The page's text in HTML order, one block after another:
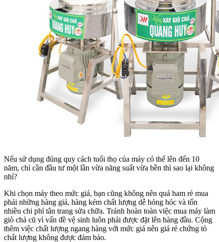
Nếu sử dụng đúng quy cách tuổi thọ của máy có thể lên đến 10
năm, chỉ cần đầu tư một lần vừa năng suất vừa bền thì sao lại không
nhỉ?
Khi chọn máy theo mức giá, bạn cũng không nên quá ham rẻ mua
phải những hàng giả, hàng kém chất lượng dễ hỏng hóc và tốn
nhiều chi phí tân trang sửa chữa. Tránh hoàn toàn việc mua máy làm
giò chả cũ vì vấn đề vệ sinh luôn phải được đặt lên hàng đầu. Cộng
thêm việc chất lượng ngang hàng với mức giá nên giá rẻ chứng tỏ
chất lượng không được đảm bảo.